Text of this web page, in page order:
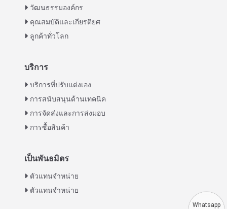
วัฒนธรรมองค์กร
คุณสมบัติและเกียรติยศ
ลูกค้าทั่วโลก
บริการ
บริการที่ปรับแต่งเอง
การสนับสนุนด้านเทคนิค
การจัดส่งและการส่งมอบ
การซื้อสินค้า
เป็นพันธมิตร
ตัวแทนจำหน่าย
ตัวแทนจำหน่าย
Urdu
Greek
Italian
Whatsapp